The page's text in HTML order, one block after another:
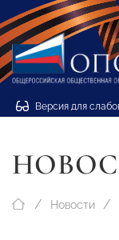
Версия для
Новости